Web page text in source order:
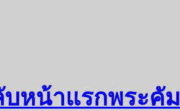
บหน้าแรกพระคั